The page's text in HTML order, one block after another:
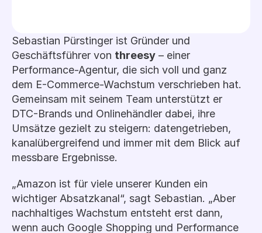
ROAS in 90 Tagen
Ad-Spend sofort eingespart
Sebastian Pürstinger ist Gründer und
Geschäftsführer von threesy – einer
Performance-Agentur, die sich voll und ganz
dem E-Commerce-Wachstum verschrieben hat.
Gemeinsam mit seinem Team unterstützt er
DTC-Brands und Onlinehändler dabei, ihre
Umsätze gezielt zu steigern: datengetrieben,
kanalübergreifend und immer mit dem Blick auf
messbare Ergebnisse.
„Amazon ist für viele unserer Kunden ein
wichtiger Absatzkanal“, sagt Sebastian. „Aber
nachhaltiges Wachstum entsteht erst dann,
wenn auch Google Shopping und Performance